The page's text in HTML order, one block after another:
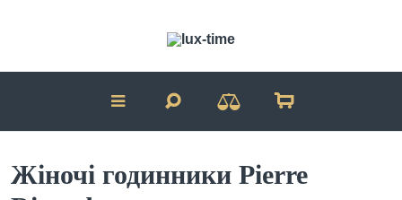
Жіночі годинники Pierre